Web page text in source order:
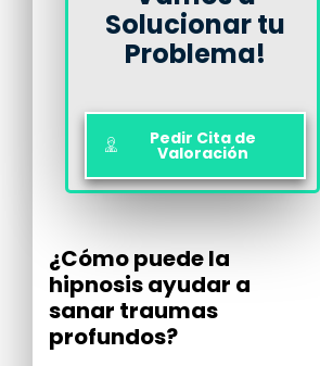
Solucionar tu
Problema!
Pedir Cita de
Valoración
¿Cómo puede la
hipnosis ayudar a
sanar traumas
profundos?